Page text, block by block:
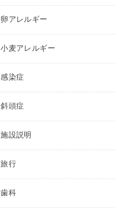
卵アレルギー
小麦アレルギー
感染症
斜頭症
施設説明
旅行
歯科